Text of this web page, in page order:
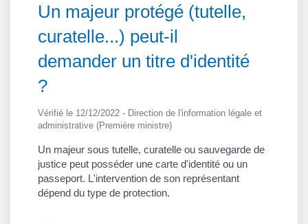
Un majeur protégé (tutelle,
curatelle...) peut-il
demander un titre d'identité
?
Vérifié le 12/12/2022 - Direction de l'information légale et
administrative (Première ministre)
Un majeur sous tutelle, curatelle ou sauvegarde de
justice peut posséder une carte d'identité ou un
passeport. L'intervention de son représentant
dépend du type de protection.